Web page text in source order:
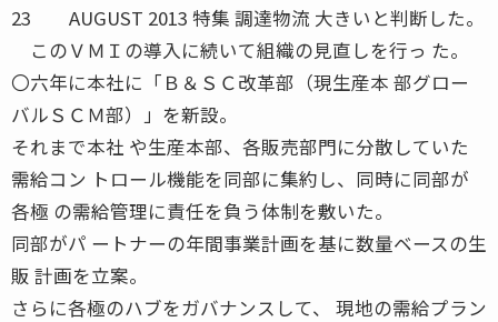
23 AUGUST 2013 特集 調達物流 大きいと判断した。
このＶＭＩの導入に続いて組織の見直しを行っ た。
〇六年に本社に「Ｂ＆ＳＣ改革部（現生産本 部グロー
バルＳＣＭ部）」を新設。
それまで本社 や生産本部、各販売部門に分散していた
需給コン トロール機能を同部に集約し、同時に同部が
各極 の需給管理に責任を負う体制を敷いた。
同部がパ ートナーの年間事業計画を基に数量ベースの生
販 計画を立案。
さらに各極のハブをガバナンスして、 現地の需給プラン